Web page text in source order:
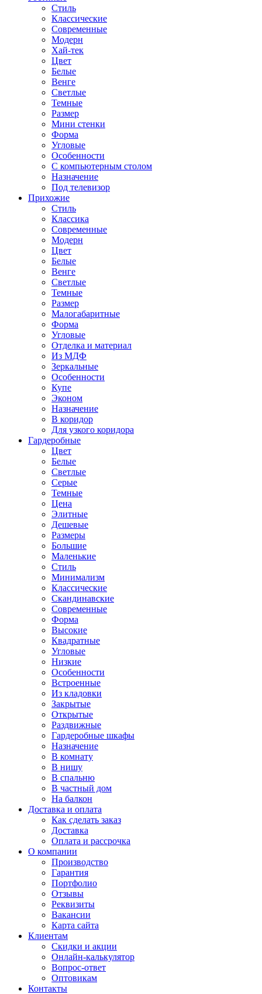
Стиль
Классические
Современные
Модерн
Хай-тек
Цвет
Белые
Венге
Светлые
Темные
Размер
Мини стенки
Форма
Угловые
Особенности
С компьютерным столом
Назначение
Под телевизор
Прихожие
Стиль
Классика
Современные
Модерн
Цвет
Белые
Венге
Светлые
Темные
Размер
Малогабаритные
Форма
Угловые
Отделка и материал
Из МДФ
Зеркальные
Особенности
Купе
Эконом
Назначение
В коридор
Для узкого коридора
Гардеробные
Цвет
Белые
Светлые
Серые
Темные
Цена
Элитные
Дешевые
Размеры
Большие
Маленькие
Стиль
Минимализм
Классические
Скандинавские
Современные
Форма
Высокие
Квадратные
Угловые
Низкие
Особенности
Встроенные
Из кладовки
Закрытые
Открытые
Раздвижные
Гардеробные шкафы
Назначение
В комнату
В нишу
В спальню
В частный дом
На балкон
Доставка и оплата
Как сделать заказ
Доставка
Оплата и рассрочка
О компании
Производство
Гарантия
Портфолио
Отзывы
Реквизиты
Вакансии
Карта сайта
Клиентам
Скидки и акции
Онлайн-калькулятор
Вопрос-ответ
Оптовикам
Контакты